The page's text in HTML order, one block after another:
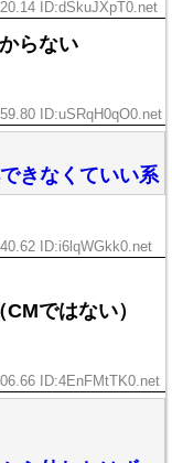
ID:dSkuJXpT0.net
らない
ID:uSRqH0qO0.net
きなくていい系
ID:i6lqWGkk0.net
CMではない）
ID:4EnFMtTK0.net